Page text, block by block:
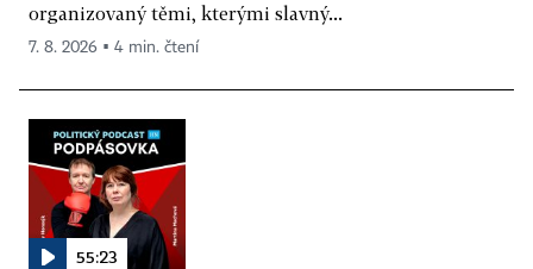
organizovaný těmi, kterými slavný...
7. 8. 2026 ▪ 4 min. čtení
55:23